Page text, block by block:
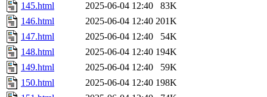
145.html
2025-06-04 12:40
83K
146.html
2025-06-04 12:40 201K
147.html
2025-06-04 12:40
54K
148.html
2025-06-04 12:40 194K
149.html
2025-06-04 12:40
59K
150.html
2025-06-04 12:40 198K